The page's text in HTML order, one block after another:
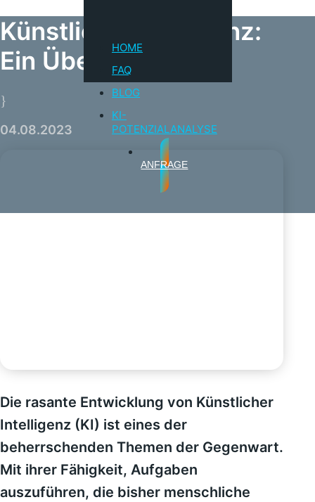
HOME
FAQ
BLOG
KI-
POTENZIALANALYSE
ANFRAGE
Künstliche Intelligenz:
Ein Überblick
}
04.08.2023
Die rasante Entwicklung von Künstlicher
Intelligenz (KI) ist eines der
beherrschenden Themen der Gegenwart.
Mit ihrer Fähigkeit, Aufgaben
auszuführen, die bisher menschliche